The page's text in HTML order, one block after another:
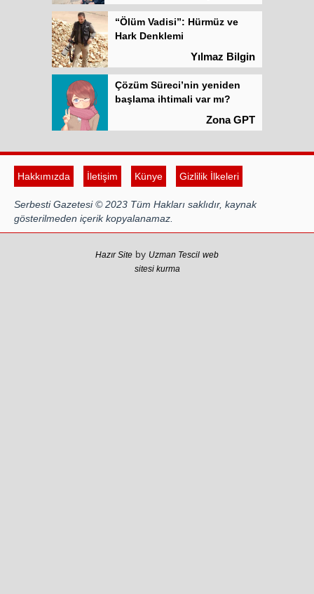
“Ölüm Vadisi”: Hürmüz ve
Hark Denklemi
Yılmaz Bilgin
Çözüm Süreci’nin yeniden
başlama ihtimali var mı?
Zona GPT
Atilla Yüceak
Colani’nin arkasındaki güç
Faruk eş-Şara mı?
“Ölüm Vadisi”: Hürmüz ve
Hakkımızda İletişim Künye Gizlilik İlkeleri
Serbesti Gazetesi © 2023 Tüm Hakları saklıdır, kaynak
gösterilmeden içerik kopyalanamaz.
Hazır Site by Uzman Tescil web
sitesi kurma